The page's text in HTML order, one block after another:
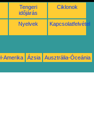
Tengeri
időjárás
Ciklonok
Nyelvek Kapcsolatfelvétel
Amerika Ázsia
Ausztrália-Óceánia